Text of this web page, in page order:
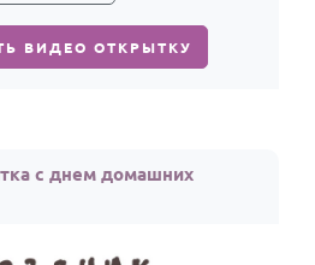
ВИДЕО ОТКРЫТКУ
с днем домашних